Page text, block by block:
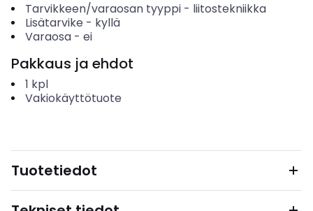
Tarvikkeen/varaosan tyyppi- liitostekniikka
Lisätarvike - kyllä
Varaosa- ei
Pakkaus ja ehdot
1 kpl
Vakiokäyttötuote
Tuotetiedot